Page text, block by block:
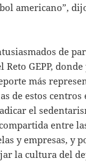
americano”,
de
Reto GEPP,
más
de estos centros
el
entre
y empresas, y
la cultura del